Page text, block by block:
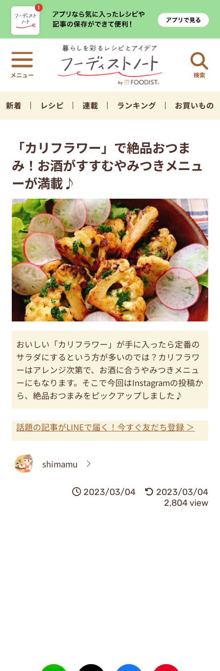
検索
新着 レシピ 連載 ランキング お買いもの
「カリフラワー」で絶品おつま
み！お酒がすすむやみつきメニュ
ーが満載♪
おいしい「カリフラワー」が手に入ったら定番の
サラダにするという方が多いのでは？カリフラワ
ーはアレンジ次第で、お酒に合うやみつきメニュ
ーにもなります。そこで今回はInstagramの投稿か
ら、絶品おつまみをピックアップしました♪
話題の記事がLINEで届く！今すぐ友だち登録 ＞
shimamu
2023/03/04
2023/03/04
2,804 view